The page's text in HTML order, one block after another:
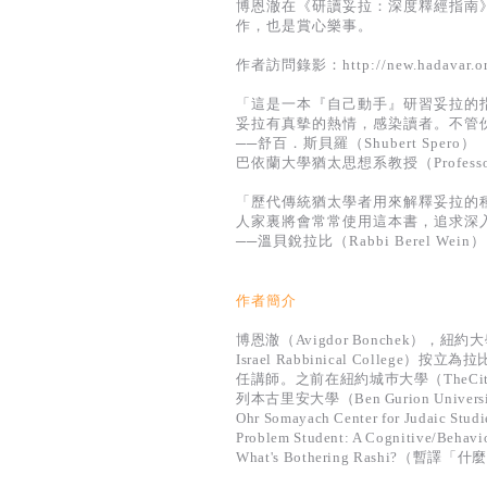
博恩澈在《研讀妥拉：深度釋經指
作，也是賞心樂事。
作者訪問錄影：http://
「這是一本『自己動手』研習妥拉
妥拉有真摰的熱情，感染讀者。不
──舒百．斯貝羅（Shubert Spero）
巴依蘭大學猶太思想系教授（
「歷代傳統猶太學者用來解釋妥拉
人家裏將會常常使用這本書，追求
──溫貝銳拉比（Rabbi Berel Wein）
作者簡介
博恩澈（Avigdor Bonchek），紐約
Israel Rabbinical College）按立為拉
任講師。之前在紐約城巿大學（
列本古里安大學（Ben Gurion
Ohr Somayach Center for Judaic
Problem Student: A Cognitive/
What's Bothering Rashi?（暫譯「什